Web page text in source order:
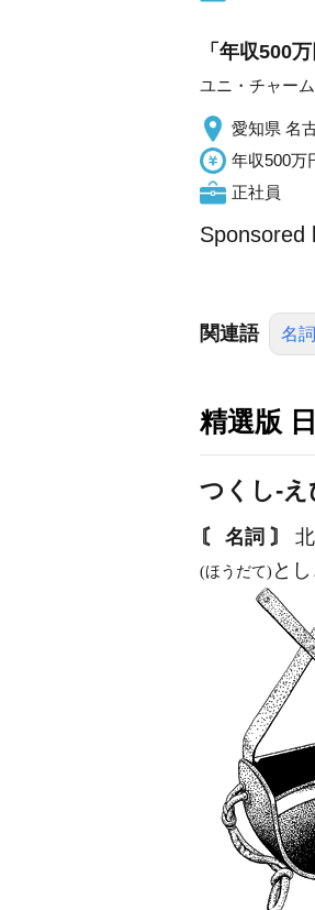
「年収500
ユニ・チャー
愛知県 名
年収500万
正社員
Sponsored
関連語 名詞
精選版
つくし‐え
〘 名詞 〙
(ほうだて) と